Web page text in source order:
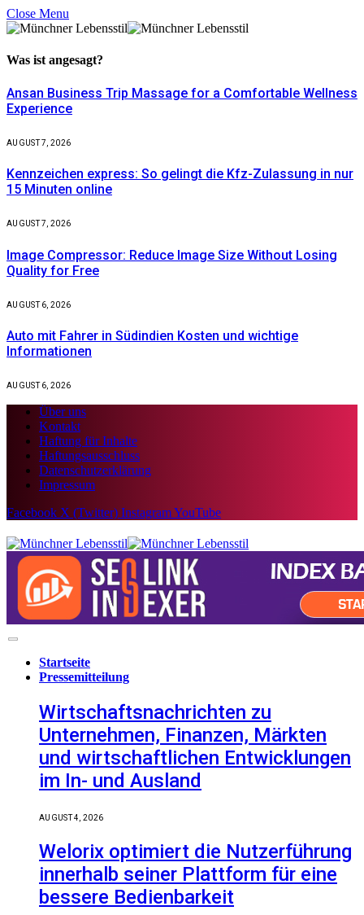
Close Menu
Was ist angesagt?
Ansan Business Trip Massage for a Comfortable Wellness
Experience
AUGUST 7, 2026
Kennzeichen express: So gelingt die Kfz-Zulassung in nur
15 Minuten online
AUGUST 7, 2026
Image Compressor: Reduce Image Size Without Losing
Quality for Free
AUGUST 6, 2026
Auto mit Fahrer in Südindien Kosten und wichtige
Informationen
AUGUST 6, 2026
Über uns
Kontakt
Haftung für Inhalte
Haftungsausschluss
Datenschutzerklärung
Impressum
Facebook X (Twitter) InstagramYouTube
Startseite
Pressemitteilung
Wirtschaftsnachrichten zu
Unternehmen, Finanzen, Märkten
und wirtschaftlichen Entwicklungen
im In- und Ausland
AUGUST 4, 2026
Welorix optimiert die Nutzerführung
innerhalb seiner Plattform für eine
bessere Bedienbarkeit